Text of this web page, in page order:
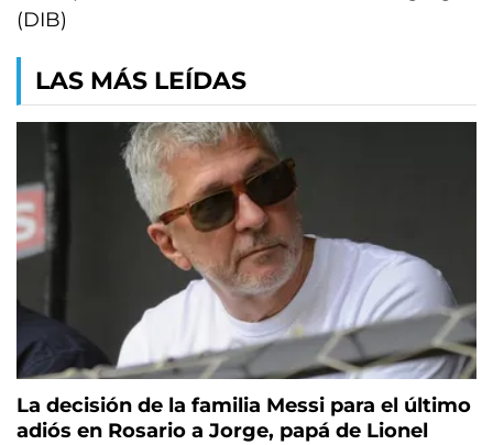
(DIB)
LAS MÁS LEÍDAS
La decisión de la familia Messi para el último
adiós en Rosario a Jorge, papá de Lionel